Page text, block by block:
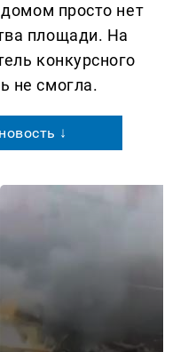
просто нет
площади. На
конкурсного
не смогла.
↓